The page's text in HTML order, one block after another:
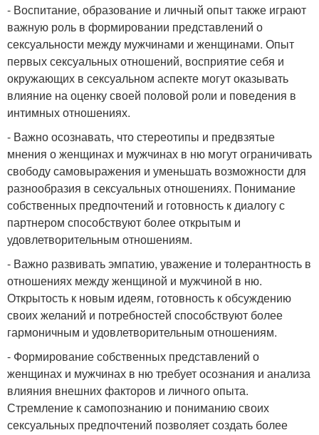
- Воспитание, образование и личный опыт также играют
важную роль в формировании представлений о
сексуальности между мужчинами и женщинами. Опыт
первых сексуальных отношений, восприятие себя и
окружающих в сексуальном аспекте могут оказывать
влияние на оценку своей половой роли и поведения в
интимных отношениях.
- Важно осознавать, что стереотипы и предвзятые
мнения о женщинах и мужчинах в ню могут ограничивать
свободу самовыражения и уменьшать возможности для
разнообразия в сексуальных отношениях. Понимание
собственных предпочтений и готовность к диалогу с
партнером способствуют более открытым и
удовлетворительным отношениям.
- Важно развивать эмпатию, уважение и толерантность в
отношениях между женщиной и мужчиной в ню.
Открытость к новым идеям, готовность к обсуждению
своих желаний и потребностей способствуют более
гармоничным и удовлетворительным отношениям.
- Формирование собственных представлений о
женщинах и мужчинах в ню требует осознания и анализа
влияния внешних факторов и личного опыта.
Стремление к самопознанию и пониманию своих
сексуальных предпочтений позволяет создать более